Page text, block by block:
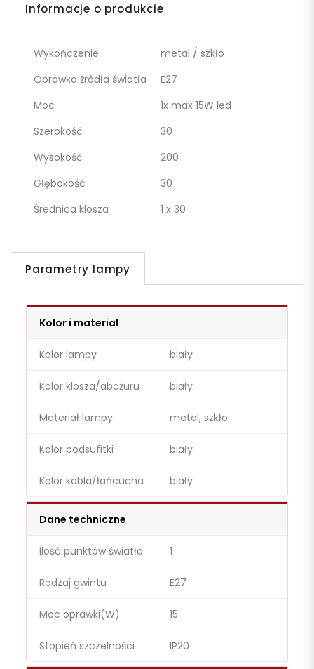
Informacje o produkcie
Wykończenie
metal / szkło
Oprawka źródła światła
E27
Moc
1x max 15W led
Szerokość
30
Wysokość
200
Głębokość
30
Średnica klosza
1 x 30
Parametry lampy
Kolor i materiał
Kolor lampy biały
Kolor klosza/abażuru biały
Materiał lampy metal, szkło
Kolor podsufitki biały
Kolor kabla/łańcucha biały
Dane techniczne
Ilość punktów światła 1
Rodzaj gwintu E27
Moc oprawki(W) 15
Stopień szczelności IP20